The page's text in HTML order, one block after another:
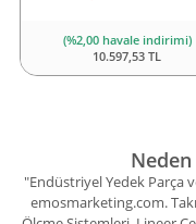
(%2,00 havale indirimi)
10.597,53 TL
"Endüstriyel Yedek Parça
emosmarketing.com.